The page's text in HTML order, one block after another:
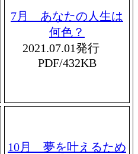
7月 あなたの人生は
何色？
2021.07.01発行
PDF/432KB
10月 夢を叶えるため